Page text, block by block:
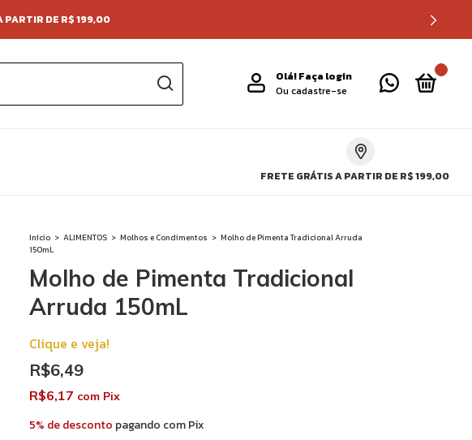
SABOR 😋
Olá!Faça login
Ou cadastre-se
FRETE GRÁTIS A PARTIR DE R$ 199,00
Início > ALIMENTOS > Molhos e Condimentos > Molho de Pimenta Tradicional Arruda
150mL
Molho de Pimenta Tradicional
Arruda 150mL
Clique e veja!
R$6,49
R$6,17 com Pix
5% de desconto pagando com Pix